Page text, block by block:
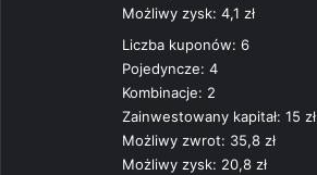
Możliwy zysk: 4,1 zł
Liczba kuponów: 6
Pojedyncze: 4
Kombinacje: 2
Zainwestowany kapitał: 15 zł
Możliwy zwrot: 35,8 zł
Możliwy zysk: 20,8 zł